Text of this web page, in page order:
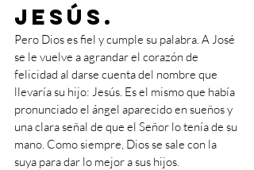
Jesús.
Pero Dios es fiel y cumple su palabra. A José
se le vuelve a agrandar el corazón de
felicidad al darse cuenta del nombre que
llevaría su hijo: Jesús. Es el mismo que había
pronunciado el ángel aparecido en sueños y
una clara señal de que el Señor lo tenía de su
mano. Como siempre, Dios se sale con la
suya para dar lo mejor a sus hijos.